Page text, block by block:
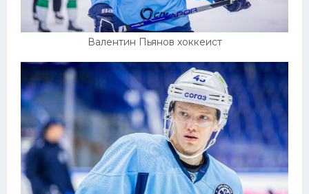
Валентин Пьянов хоккеист